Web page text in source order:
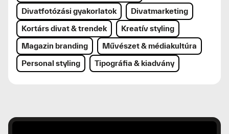
Divatfotózási gyakorlatok
Divatmarketing
Kortárs divat & trendek
Kreatív styling
Magazin branding
Művészet & médiakultúra
Personal styling
Tipográfia & kiadvány